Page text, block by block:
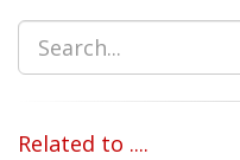
Related to ....